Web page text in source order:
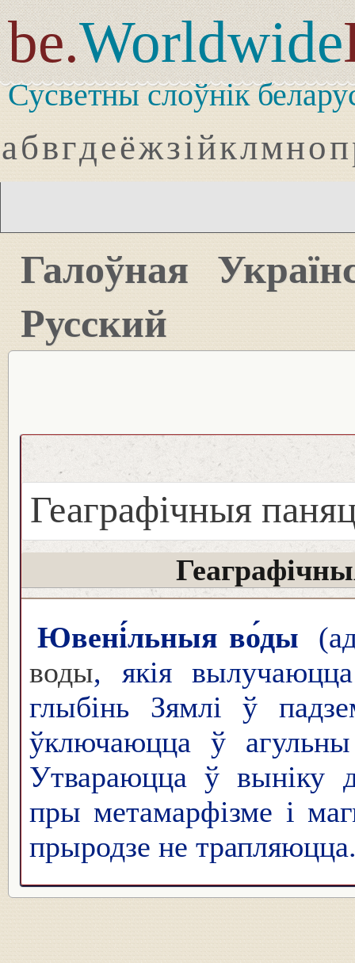
be.Worldwide
Сусветны слоўнік
абвгдеёжзійклмноп
Галоўная
Русский
Геаграфічныя
Ювені́льныя во́ды
воды, якія
глыбінь Зямлі ў
ўключаюцца ў
Утвараюцца ў выніку
пры метамарфізме і
прыродзе не